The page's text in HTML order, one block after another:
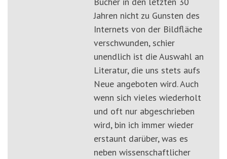
Jahren nicht zu Gunsten des
Internets von der Bildfläche
verschwunden, schier
unendlich ist die Auswahl an
Literatur, die uns stets aufs
Neue angeboten wird. Auch
wenn sich vieles wiederholt
und oft nur abgeschrieben
wird, bin ich immer wieder
erstaunt darüber, was es
neben wissenschaftlicher